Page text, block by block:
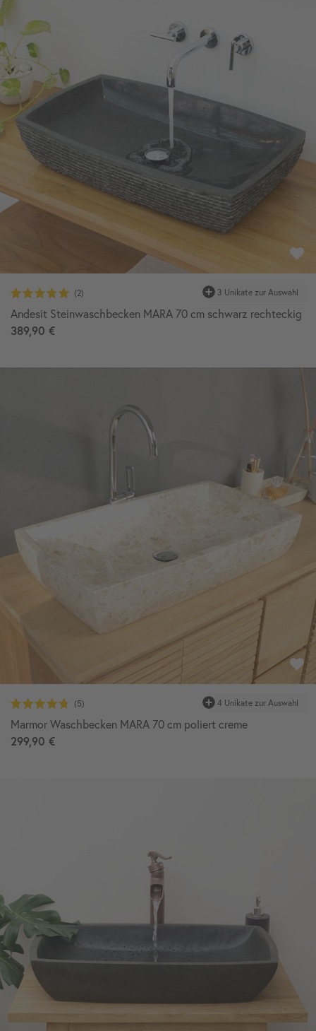
Andesit Steinwaschbecken MARA 70 cm schwarz rechteckig
389,90 €
Marmor Waschbecken MARA 70 cm poliert creme
299,90 €